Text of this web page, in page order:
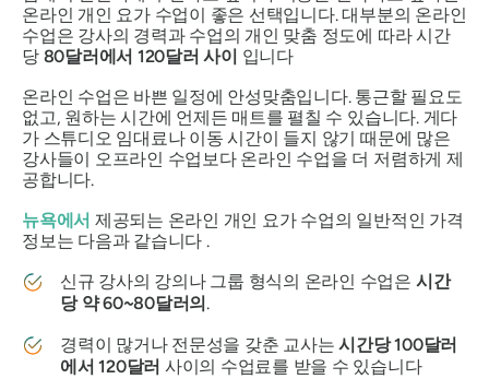
온라인 개인 요가 수업이 좋은 선택입니다. 대부분의 온라인
수업은 강사의 경력과 수업의 개인 맞춤 정도에 따라 시간
당 80달러에서 120달러 사이 입니다
온라인 수업은 바쁜 일정에 안성맞춤입니다. 통근할 필요도
없고, 원하는 시간에 언제든 매트를 펼칠 수 있습니다. 게다
가 스튜디오 임대료나 이동 시간이 들지 않기 때문에 많은
강사들이 오프라인 수업보다 온라인 수업을 더 저렴하게 제
공합니다.
뉴욕에서 제공되는 온라인 개인 요가 수업의 일반적인 가격
정보는 다음과 같습니다 .
신규 강사의 강의나 그룹 형식의 온라인 수업은 시간
당 약 60~80달러의.
경력이 많거나 전문성을 갖춘 교사는시간당 100달러
에서 120달러 사이의 수업료를 받을 수 있습니다